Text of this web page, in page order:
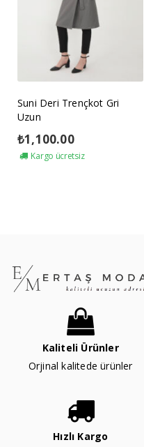
Suni Deri Trençkot Gri
Uzun
₺1,100.00
Kargo ücretsiz
Kaliteli Ürünler
Orjinal kalitede ürünler
Hızlı Kargo